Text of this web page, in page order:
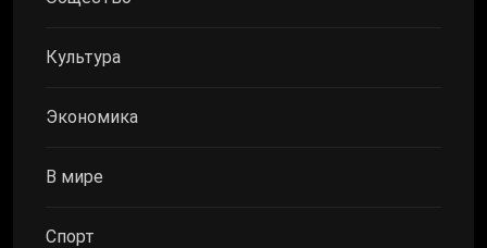
Культура
Экономика
В мире
Спорт